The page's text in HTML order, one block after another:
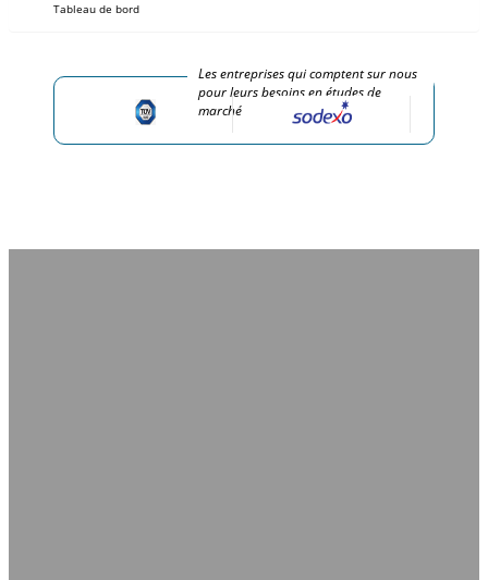
Tableau de bord
Les entreprises qui comptent sur nous
pour leurs besoins en études de
marché